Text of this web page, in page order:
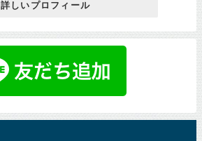
詳しいプロフィール